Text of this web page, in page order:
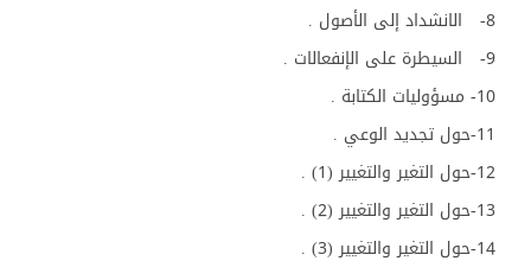
8- الانشداد إلى الأصول .
9- السيطرة على الإنفعالات .
10- مسؤوليات الكتابة .
11-حول تجديد الوعي .
12-حول التغير والتغيير (1) .
13-حول التغير والتغيير (2) .
14-حول التغير والتغيير (3) .